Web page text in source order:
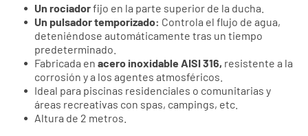
Un rociadorfijo en la parte superior de la ducha.
Un pulsador temporizado: Controla el flujo de agua,
deteniéndose automáticamente tras un tiempo
predeterminado.
Fabricada en acero inoxidable AISI 316, resistente a la
corrosión y a los agentes atmosféricos.
Ideal para piscinas residenciales o comunitarias y
áreas recreativas con spas, campings, etc.
Altura de 2 metros.